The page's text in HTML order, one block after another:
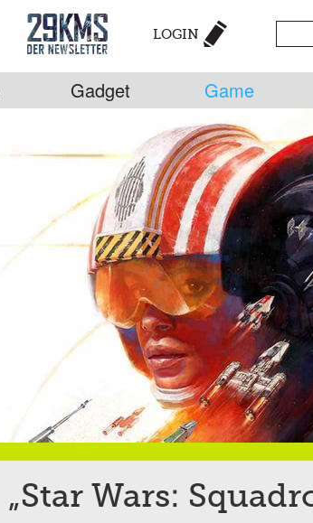
LOGIN
Gadget Game
„Star Wars: